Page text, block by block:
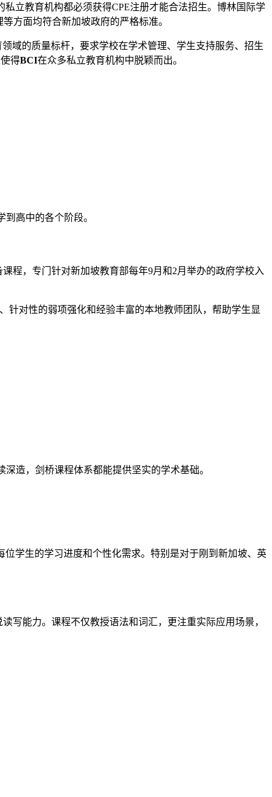
私立教育机构都必须获得CPE注册才能合法招生。博林国际学
方面均符合新加坡政府的严格标准。
域的质量标杆，要求学校在学术管理、学生支持服务、招生
得BCI在众多私立教育机构中脱颖而出。
高中的各个阶段。
课程，专门针对新加坡教育部每年9月和2月举办的政府学校入
针对性的弱项强化和经验丰富的本地教师团队，帮助学生显
造，剑桥课程体系都能提供坚实的学术基础。
学生的学习进度和个性化需求。特别是对于刚到新加坡、英
写能力。课程不仅教授语法和词汇，更注重实际应用场景，